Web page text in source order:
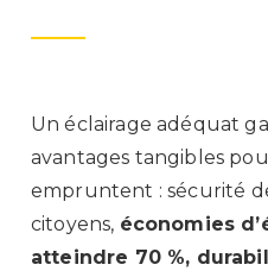
Un éclairage adéquat
avantages tangibles
empruntent : sécurité
citoyens, économies
atteindre 70 %,